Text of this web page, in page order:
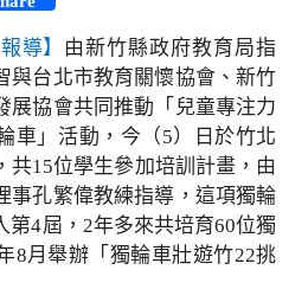
導】 由新竹縣政府教育局指
與台北市教育關懷協會、新竹
展協會共同推動「兒童專注力
車」活動，今（5）日於竹北
共15位學生參加培訓計畫，由
事孔繁偉教練指導，這項獨輪
第4屆，2年多來共培育60位獨
8月舉辦「獨輪車壯遊竹22挑